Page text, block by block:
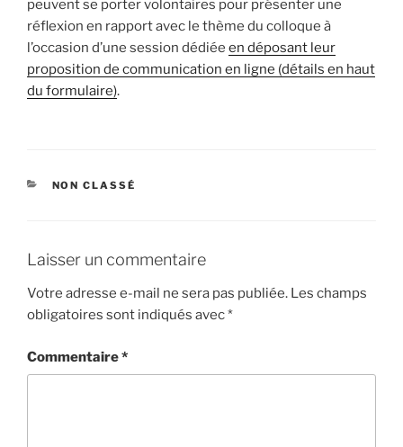
peuvent se porter volontaires pour présenter une
réflexion en rapport avec le thème du colloque à
l’occasion d’une session dédiée en déposant leur
proposition de communication en ligne (détails en haut
du formulaire).
CATÉGORIES
NON CLASSÉ
Laisser un commentaire
Votre adresse e-mail ne sera pas publiée. Les champs
obligatoires sont indiqués avec*
Commentaire*